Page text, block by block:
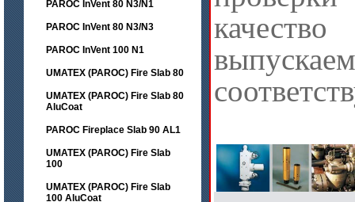
PAROC InVent 80 N3/N1
PAROC InVent 80 N3/N3
PAROC InVent 100 N1
UMATEX (PAROC) Fire Slab 80
UMATEX (PAROC) Fire Slab 80
AluCoat
PAROC Fireplace Slab 90 AL1
UMATEX (PAROC) Fire Slab
100
UMATEX (PAROC) Fire Slab
100 AluCoat